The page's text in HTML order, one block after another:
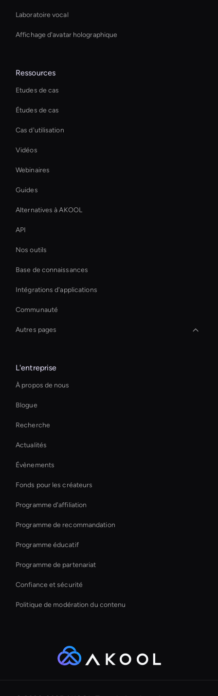
Laboratoire vocal
Affichage d'avatar holographique
Ressources
Etudes de cas
Études de cas
Cas d'utilisation
Vidéos
Webinaires
Guides
Alternatives à AKOOL
API
Nos outils
Base de connaissances
Intégrations d'applications
Communauté
Autres pages
Live Streaming Avatar
interactive hologram
Créateur de transitions vidéo IA
Éditeur vidéo d'entreprise AI
Live Cam Ai Avatar
Intelligent Virtual Agent
Self-Learning Ai Avatar
L'entreprise
À propos de nous
Blogue
Recherche
Actualités
Évènements
Fonds pour les créateurs
Programme d'affiliation
Programme de recommandation
Programme éducatif
Programme de partenariat
Confiance et sécurité
Politique de modération du contenu